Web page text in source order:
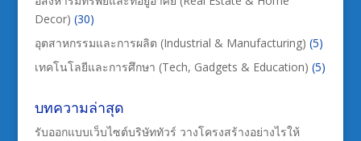
Decor) (30)
อุตสาหกรรมและการผลิต (Industrial & Manufacturing) (5)
เทคโนโลยีและการศึกษา (Tech, Gadgets & Education) (5)
บทความล่าสุด
รับออกแบบเว็บไซต์บริษัททัวร์ วางโครงสร้างอย่างไรให้